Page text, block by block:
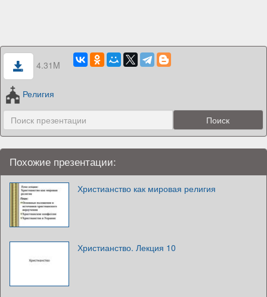
4.31M
Религия
Похожие презентации:
Христианство как мировая религия
Христианство. Лекция 10